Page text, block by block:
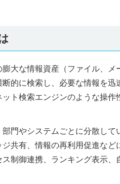
大な情報資産（ファイル、メ
的に検索し、必要な情報を迅
ト検索エンジンのような操作
門やシステムごとに分散して
共有、情報の再利用促進など
制御連携、ランキング表示、